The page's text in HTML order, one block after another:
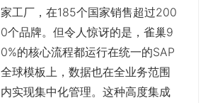
家工厂，在185个国家销售超过200
0个品牌。但令人惊讶的是，雀巢9
0%的核心流程都运行在统一的SAP
全球模板上，数据也在全业务范围
内实现集中化管理。这种高度集成